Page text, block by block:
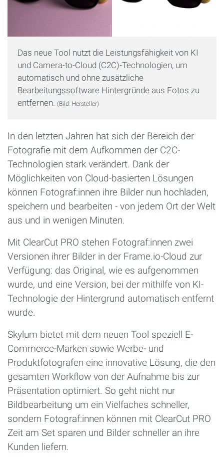
Das neue Tool nutzt die Leistungsfähigkeit von KI
und Camera-to-Cloud (C2C)-Technologien, um
automatisch und ohne zusätzliche
Bearbeitungssoftware Hintergründe aus Fotos zu
entfernen.
(Bild: Hersteller)
In den letzten Jahren hat sich der Bereich der
Fotografie mit dem Aufkommen der C2C-
Technologien stark verändert. Dank der
Möglichkeiten von Cloud-basierten Lösungen
können Fotograf:innen ihre Bilder nun hochladen,
speichern und bearbeiten - von jedem Ort der Welt
aus und in wenigen Minuten.
Mit ClearCut PRO stehen Fotograf:innen zwei
Versionen ihrer Bilder in der Frame.io-Cloud zur
Verfügung: das Original, wie es aufgenommen
wurde, und eine Version, bei der mithilfe von KI-
Technologie der Hintergrund automatisch entfernt
wurde.
Skylum bietet mit dem neuen Tool speziell E-
Commerce-Marken sowie Werbe- und
Produktfotografen eine innovative Lösung, die den
gesamten Workflow von der Aufnahme bis zur
Präsentation optimiert. So geht nicht nur
Bildbearbeitung um ein Vielfaches schneller,
sondern Fotograf:innen können mit ClearCut PRO
Zeit am Set sparen und Bilder schneller an ihre
Kunden liefern.